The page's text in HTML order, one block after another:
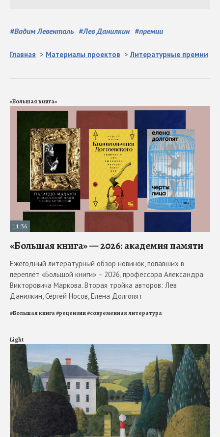
#Вадим Левенталь #Лев Данилкин #премии
Главная > Материалы проектов >Литературные премии
«Большая книга»
11:36
«Большая книга» — 2026: академия памяти
Ежегодный литературный обзор новинок, попавших в
переплёт «Большой книги» – 2026, профессора Александра
Викторовича Маркова. Вторая тройка авторов: Лев
Данилкин, Сергей Носов, Елена Долгопят
#Большая книга#рецензии#современная литература
Light